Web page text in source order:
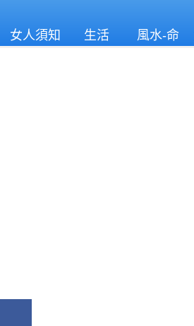
女人須知 生活
風水-命